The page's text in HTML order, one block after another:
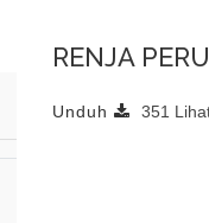
RENJA
Unduh 351